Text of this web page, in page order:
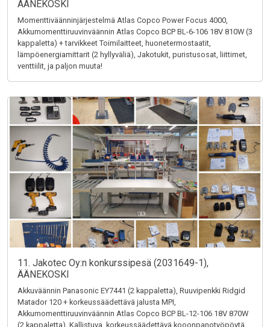
ÄÄNEKOSKI
Momenttiväänninjärjestelmä Atlas Copco Power Focus 4000,
Akkumomenttiruuvinväännin Atlas Copco BCP BL-6-106 18V 810W (3
kappaletta) + tarvikkeet Toimilaitteet, huonetermostaatit,
lämpöenergiamittarit (2 hyllyväliä), Jakotukit, puristusosat, liittimet,
venttiilit, ja paljon muuta!
11. Jakotec Oy:n konkurssipesä (2031649-1),
ÄÄNEKOSKI
Akkuväännin Panasonic EY7441 (2 kappaletta), Ruuvipenkki Ridgid
Matador 120 + korkeussäädettävä jalusta MPI,
Akkumomenttiruuvinväännin Atlas Copco BCP BL-12-106 18V 870W
(2 kappaletta), Kallistuva, korkeussäädettävä kooonpanotyöpöytä